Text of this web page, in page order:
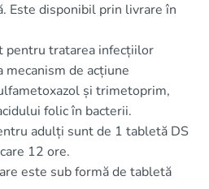
Este disponibil prin livrare în
pentru tratarea infecțiilor
mecanism de acțiune
și trimetoprim,
folic în bacterii.
adulți sunt de 1 tabletă DS
12 ore.
este sub formă de tabletă